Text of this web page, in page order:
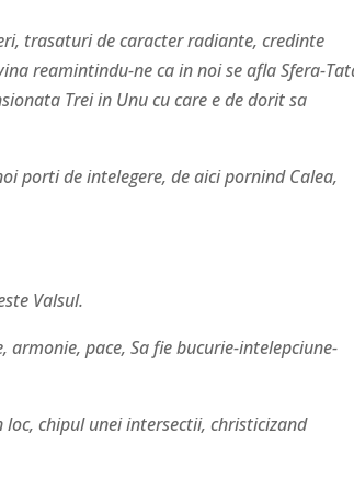
trasaturi de caracter radiante, credinte
reamintindu-ne ca in noi se afla Sfera-
Trei in Unu cu care e de dorit sa
porti de intelegere, de aici pornind Calea,
Valsul.
pace, Sa fie bucurie-intelepciune-
chipul unei intersectii, christicizand